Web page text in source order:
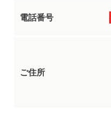
電話番号
ご住所